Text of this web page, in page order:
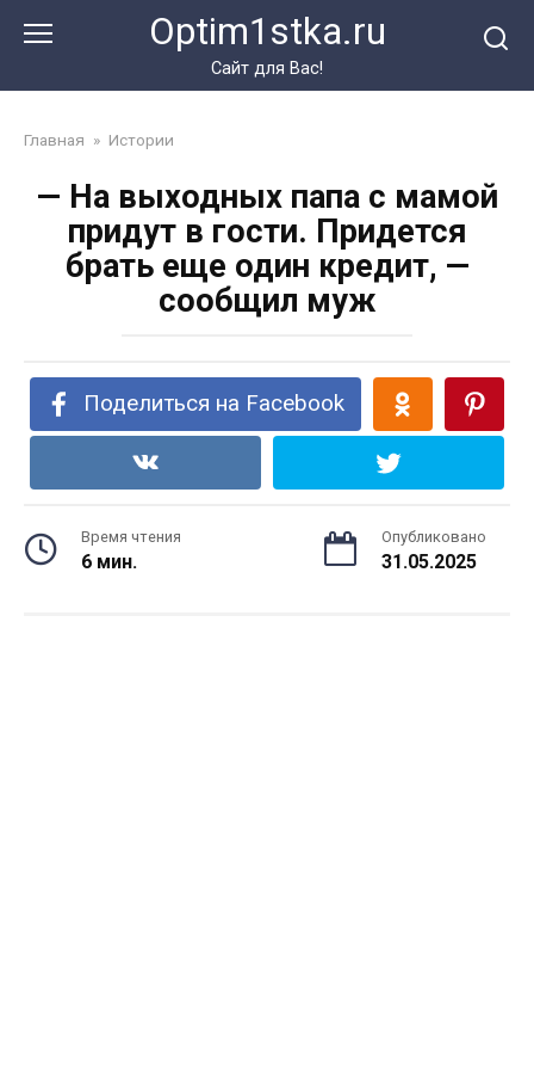
Optim1stka.ru
Сайт для Вас!
Главная » Истории
— На выходных папа с мамой
придут в гости. Придется
брать еще один кредит, —
сообщил муж
Поделиться на Facebook
Время чтения
6 мин.
Опубликовано
31.05.2025